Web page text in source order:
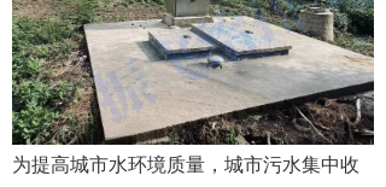
为提高城市水环境质量，城市污水集中收